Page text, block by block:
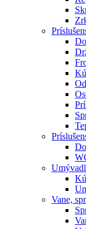
Vane,